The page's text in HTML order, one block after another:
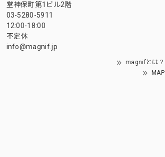
堂神保町第1ビル2階
03-5280-5911
12:00-18:00
不定休
info@magnif.jp
magnifとは？
MAP